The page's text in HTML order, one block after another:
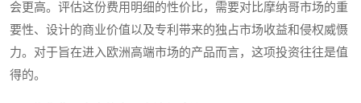
会更高。评估这份费用明细的性价比，需要对比摩纳哥市场的重
要性、设计的商业价值以及专利带来的独占市场收益和侵权威慑
力。对于旨在进入欧洲高端市场的产品而言，这项投资往往是值
得的。